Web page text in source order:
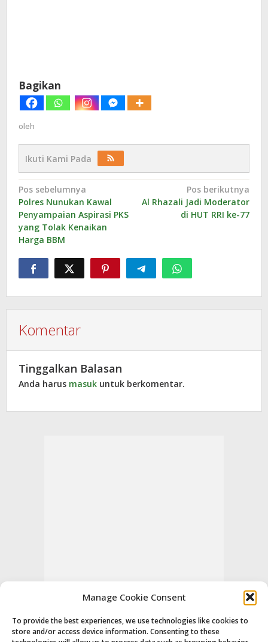
Manage Cookie Consent
To provide the best experiences, we use technologies like cookies to
store and/or access device information. Consenting to these
Bagikan
oleh
Ikuti Kami Pada
Navigasi
pos
Pos sebelumnya
Polres Nunukan Kawal
Penyampaian Aspirasi PKS
yang Tolak Kenaikan
Harga BBM
Pos berikutnya
Al Rhazali Jadi Moderator
di HUT RRI ke-77
Komentar
Tinggalkan Balasan
Anda harus masuk untuk berkomentar.